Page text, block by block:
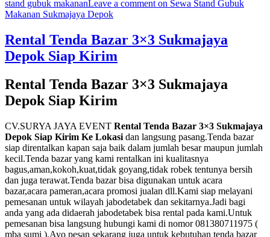
stand gubuk makananLeave a comment on Sewa Stand Gubuk
Makanan Sukmajaya Depok
Rental Tenda Bazar 3×3 Sukmajaya
Depok Siap Kirim
Rental Tenda Bazar 3×3 Sukmajaya
Depok Siap Kirim
CV.SURYA JAYA EVENT Rental Tenda Bazar 3×3 Sukmajaya
Depok Siap Kirim Ke Lokasi dan langsung pasang.Tenda bazar
siap direntalkan kapan saja baik dalam jumlah besar maupun jumlah
kecil.Tenda bazar yang kami rentalkan ini kualitasnya
bagus,aman,kokoh,kuat,tidak goyang,tidak robek tentunya bersih
dan juga terawat.Tenda bazar bisa digunakan untuk acara
bazar,acara pameran,acara promosi jualan dll.Kami siap melayani
pemesanan untuk wilayah jabodetabek dan sekitarnya.Jadi bagi
anda yang ada didaerah jabodetabek bisa rental pada kami.Untuk
pemesanan bisa langsung hubungi kami di nomor 081380711975 (
mba sumi ).Ayo pesan sekarang juga untuk kebutuhan tenda bazar